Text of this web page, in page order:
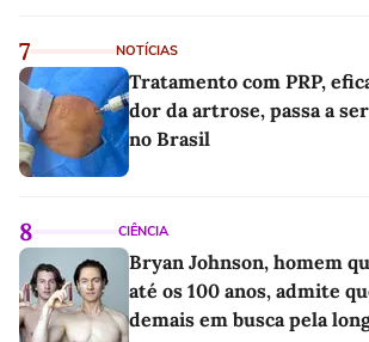
7 NOTÍCIAS
Tratamento com PRP,
dor da artrose, passa a
no Brasil
8 CIÊNCIA
Bryan Johnson, homem
até os 100 anos, admite
demais em busca pela